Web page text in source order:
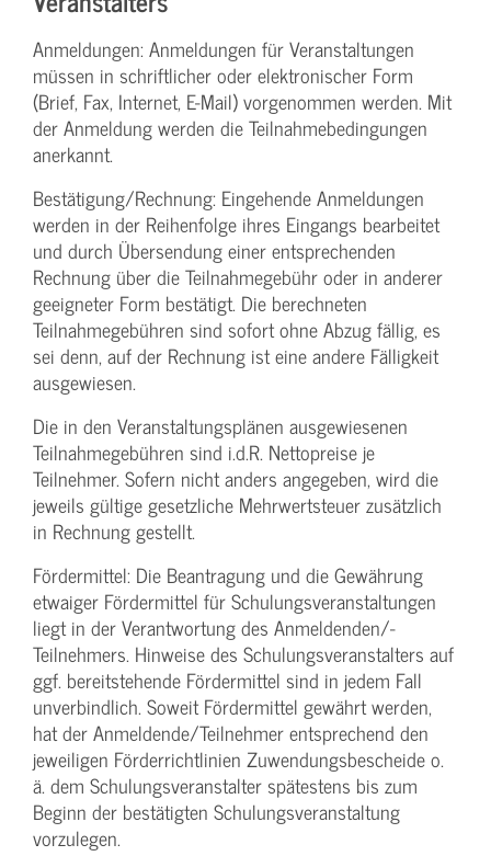
Anmeldungen: Anmeldungen für Veranstaltungen
müssen in schriftlicher oder elektronischer Form
(Brief, Fax, Internet, E-Mail) vorgenommen werden. Mit
der Anmeldung werden die Teilnahme­bedingungen
anerkannt.
Bestätigung­/Rechnung: Eingehende Anmeldungen
werden in der Reihenfolge ihres Eingangs bearbeitet
und durch Übersendung einer entsprechenden
Rechnung über die Teilnahmegebühr oder in anderer
geeigneter Form bestätigt. Die berechneten
Teilnahmegebühren sind sofort ohne Abzug fällig, es
sei denn, auf der Rechnung ist eine andere Fälligkeit
ausgewiesen.
Die in den Veranstaltungsplänen ausgewiesenen
Teilnahmegebühren sind i.d.R. Nettopreise je
Teilnehmer. Sofern nicht anders angegeben, wird die
jeweils gültige gesetzliche Mehrwertsteuer zusätzlich
in Rechnung gestellt.
Fördermittel: Die Beantragung und die Gewährung
etwaiger Fördermittel für Schulungs­veranstaltungen
liegt in der Verantwortung des Anmeldenden/­
Teilnehmers. Hinweise des Schulungs­veranstalters auf
ggf. bereitstehende Fördermittel sind in jedem Fall
unverbindlich. Soweit Fördermittel gewährt werden,
hat der Anmeldende/­Teilnehmer entsprechend den
jeweiligen Förderrichtlinien Zuwendungs­bescheide o.
ä. dem Schulungs­veranstalter spätestens bis zum
Beginn der bestätigten Schulungs­veranstaltung
vorzulegen.